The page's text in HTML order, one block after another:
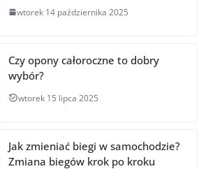
wtorek 14 października 2025
Czy opony całoroczne to dobry
wybór?
wtorek 15 lipca 2025
Jak zmieniać biegi w samochodzie?
Zmiana biegów krok po kroku